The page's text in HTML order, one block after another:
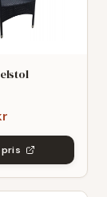
pris